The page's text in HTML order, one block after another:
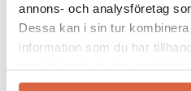
annons- och analysföretag
Dessa kan i sin tur
information som du har
14 455kr